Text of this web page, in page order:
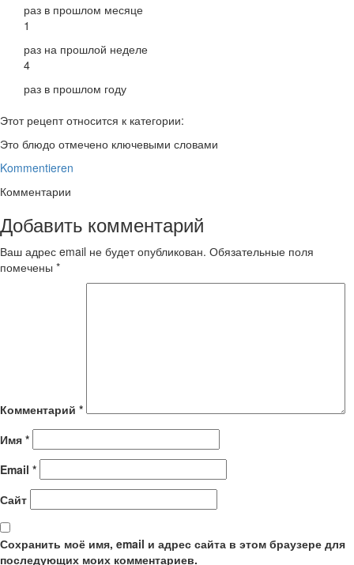
раз в прошлом месяце
1
раз на прошлой неделе
4
раз в прошлом году
Этот рецепт относится к категории:
Это блюдо отмечено ключевыми словами
Kommentieren
Комментарии
Добавить комментарий
Ваш адрес email не будет опубликован. Обязательные поля
помечены *
Комментарий *
Имя *
Email *
Сайт
Сохранить моё имя, email и адрес сайта в этом браузере для
последующих моих комментариев.